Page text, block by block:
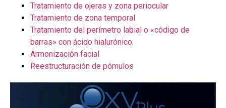
Tratamiento de ojeras y zona periocular
Tratamiento de zona temporal
Tratamiento del perímetro labial o «código de
barras» con ácido hialurónico.
Armonización facial
Reestructuración de pómulos